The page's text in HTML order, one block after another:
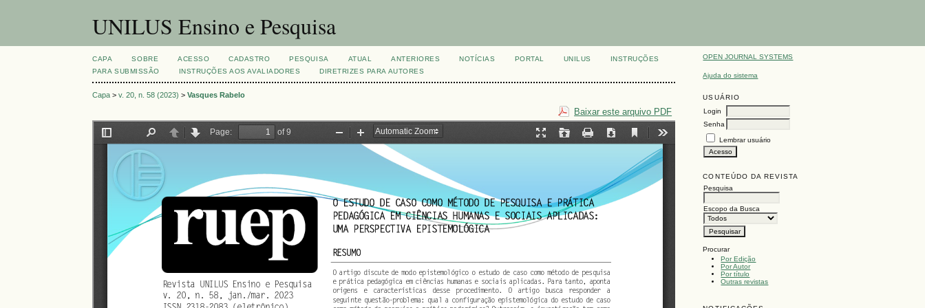
UNILUS Ensino e Pesquisa
OPEN JOURNAL SYSTEMS
Ajuda do sistema
USUÁRIO
Login
Senha
Lembrar usuário
CONTEÚDO DA REVISTA
Pesquisa
Escopo da Busca
Procurar
Por Edição
Por Autor
Por título
Outras revistas
CAPA SOBRE ACESSO CADASTRO PESQUISA ATUAL ANTERIORES NOTÍCIAS PORTAL UNILUS
INSTRUÇÕES
PARA SUBMISSÃO
INSTRUÇÕES AOS AVALIADORES DIRETRIZES PARA AUTORES
Capa >v. 20, n. 58 (2023) >Vasques Rabelo
Baixar este arquivo PDF